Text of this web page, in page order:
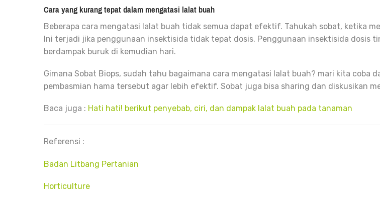
Cara yang kurang tepat dalam mengatasi lalat buah
Beberapa cara mengatasi lalat buah tidak semua dapat efektif. Tahukah sobat, ketika
Ini terjadi jika penggunaan insektisida tidak tepat dosis. Penggunaan insektisida dosis
berdampak buruk di kemudian hari.
Gimana Sobat Biops, sudah tahu bagaimana cara mengatasi lalat buah? mari kita coba
pembasmian hama tersebut agar lebih efektif. Sobat juga bisa sharing dan diskusikan
Baca juga : Hati hati! berikut penyebab, ciri, dan dampak lalat buah pada tanaman
Referensi :
Badan Litbang Pertanian
Horticulture